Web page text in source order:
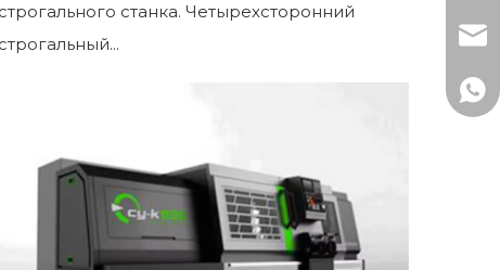
строгального станка. Четырехсторонний
строгальный...